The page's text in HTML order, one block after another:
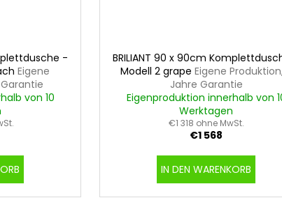
-
Eigene
von 10
BRILIANT 90 x 90cm
Modell 2 grape Eigene
Jahre Garantie
Eigenproduktion innerhalb von
Werktagen
€1 318 ohne MwSt.
€1 568
IN DEN WARENKORB